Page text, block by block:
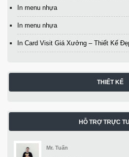
In menu nhựa
In menu nhựa
In Card Visit Giá Xưởng – Thiết Kế
THIẾT KẾ
HỖ TRỢ TRỰC
Mr. Tuấn